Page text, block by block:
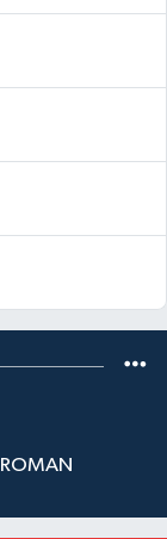
ROMAN